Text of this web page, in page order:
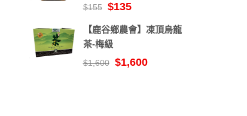
$155 $135
【鹿谷鄉農會】凍頂烏龍
茶-梅級
$1,600 $1,600